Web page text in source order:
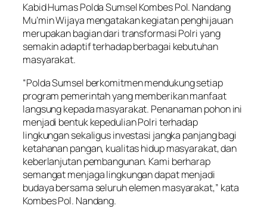
Kabid Humas Polda Sumsel Kombes Pol. Nandang
Mu’min Wijaya mengatakan kegiatan penghijauan
merupakan bagian dari transformasi Polri yang
semakin adaptif terhadap berbagai kebutuhan
masyarakat.
“Polda Sumsel berkomitmen mendukung setiap
program pemerintah yang memberikan manfaat
langsung kepada masyarakat. Penanaman pohon ini
menjadi bentuk kepedulian Polri terhadap
lingkungan sekaligus investasi jangka panjang bagi
ketahanan pangan, kualitas hidup masyarakat, dan
keberlanjutan pembangunan. Kami berharap
semangat menjaga lingkungan dapat menjadi
budaya bersama seluruh elemen masyarakat,” kata
Kombes Pol. Nandang.